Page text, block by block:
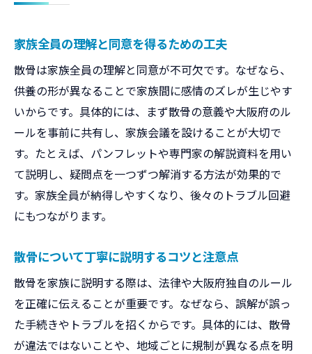
家族全員の理解と同意を得るための工夫
散骨は家族全員の理解と同意が不可欠です。なぜなら、
供養の形が異なることで家族間に感情のズレが生じやす
いからです。具体的には、まず散骨の意義や大阪府のル
ールを事前に共有し、家族会議を設けることが大切で
す。たとえば、パンフレットや専門家の解説資料を用い
て説明し、疑問点を一つずつ解消する方法が効果的で
す。家族全員が納得しやすくなり、後々のトラブル回避
にもつながります。
散骨について丁寧に説明するコツと注意点
散骨を家族に説明する際は、法律や大阪府独自のルール
を正確に伝えることが重要です。なぜなら、誤解が誤っ
た手続きやトラブルを招くからです。具体的には、散骨
が違法ではないことや、地域ごとに規制が異なる点を明